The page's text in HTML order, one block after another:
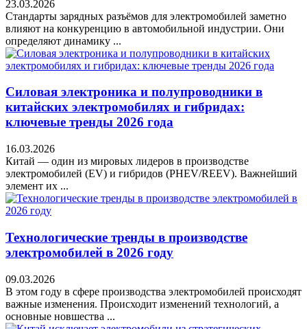
23.03.2026
Стандарты зарядных разъёмов для электромобилей заметно
влияют на конкуренцию в автомобильной индустрии. Они
определяют динамику ...
Силовая электроника и полупроводники в
китайских электромобилях и гибридах:
ключевые тренды 2026 года
16.03.2026
Китай — один из мировых лидеров в производстве
электромобилей (EV) и гибридов (PHEV/REEV). Важнейший
элемент их ...
Технологические тренды в производстве
электромобилей в 2026 году
09.03.2026
В этом году в сфере производства электромобилей происходят
важные изменения. Происходит изменений технологий, а
основные новшества ...